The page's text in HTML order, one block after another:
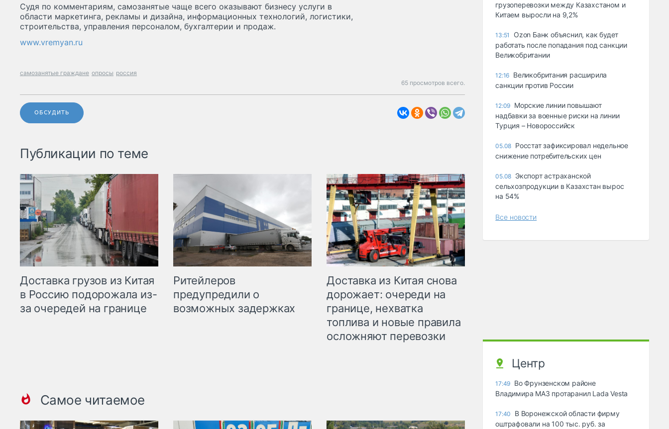
Судя по комментариям, самозанятые чаще всего оказывают бизнесу услуги в
области маркетинга, рекламы и дизайна, информационных технологий, логистики,
строительства, управления персоналом, бухгалтерии и продаж.
www.vremyan.ru
самозанятые граждане опросы россия
65 просмотров всего.
ОБСУДИТЬ
Публикации по теме
Доставка грузов из Китая
в Россию подорожала из-
за очередей на границе
Ритейлеров
предупредили о
возможных задержках
Доставка из Китая снова
дорожает: очереди на
границе, нехватка
топлива и новые правила
осложняют перевозки
Самое читаемое
грузоперевозки между Казахстаном и
Китаем выросли на 9,2%
13:51
Ozon Банк объяснил, как будет
работать после попадания под санкции
Великобритании
12:16 Великобритания расширила
санкции против России
12:09 Морские линии повышают
надбавки за военные риски на линии
Турция – Новороссийск
05.08 Росстат зафиксировал недельное
снижение потребительских цен
05.08 Экспорт астраханской
сельхозпродукции в Казахстан вырос
на 54%
Все новости
Центр
17:49 Во Фрунзенском районе
Владимира МАЗ протаранил Lada Vesta
17:40
В Воронежской области фирму
оштрафовали на 100 тыс. руб. за